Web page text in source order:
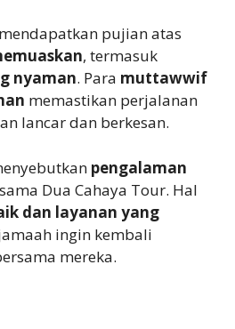
mendapatkan pujian atas
, termasuk
nyaman. Para muttawwif
memastikan perjalanan
lancar dan berkesan.
pengalaman
Dua Cahaya Tour. Hal
dan layanan yang
ingin kembali
mereka.